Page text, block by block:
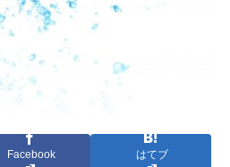
Facebook はてブ